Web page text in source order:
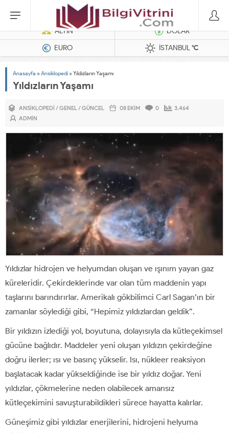
Dizel Jeneratörler
ALTIN
DOLAR
EURO
İSTANBUL°C
Anasayfa »Ansiklopedi »Yıldızların Yaşamı
Yıldızların Yaşamı
ANSIKLOPEDI /GENEL/GÜNCEL 08 EKIM 0
3.464
ADMIN
Yıldızlar hidrojen ve helyumdan oluşan ve ışınım yayan gaz
küreleridir. Çekirdeklerinde var olan tüm maddenin yapı
taşlarını barındırırlar. Amerikalı gökbilimci Carl Sagan’ın bir
zamanlar söylediği gibi, “Hepimiz yıldızlardan geldik”.
Bir yıldızın izlediği yol, boyutuna, dolayısıyla da kütleçekimsel
gücüne bağlıdır. Maddeler yeni oluşan yıldızın çekirdeğine
doğru ilerler; ısı ve basınç yükselir. Isı, nükleer reaksiyon
başlatacak kadar yükseldiğinde ise bir yıldız doğar. Yeni
yıldızlar, çökmelerine neden olabilecek amansız
kütleçekimini savuşturabildikleri sürece hayatta kalırlar.
Güneşimiz gibi yıldızlar enerjilerini, hidrojeni helyuma